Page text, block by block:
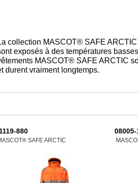
collection MASCOT® SAFE
exposés à des températures
MASCOT® SAFE ARCTIC
durent vraiment longtemps.
880
SAFE ARCTIC
08005-